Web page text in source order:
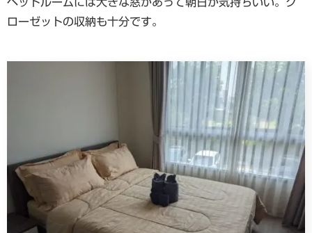
ローゼットの収納も十分です。